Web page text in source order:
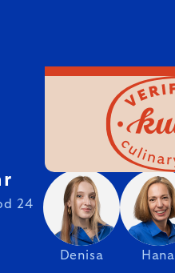
Denisa Hana
24